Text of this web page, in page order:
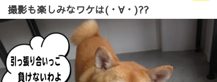
撮影も楽しみなワケは(・∀・)??